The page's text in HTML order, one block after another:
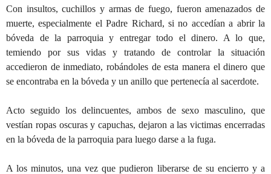
Con insultos, cuchillos y armas de fuego, fueron amenazados de
muerte, especialmente el Padre Richard, si no accedían a abrir la
bóveda de la parroquia y entregar todo el dinero. A lo que,
temiendo por sus vidas y tratando de controlar la situación
accedieron de inmediato, robándoles de esta manera el dinero que
se encontraba en la bóveda y un anillo que pertenecía al sacerdote.
Acto seguido los delincuentes, ambos de sexo masculino, que
vestían ropas oscuras y capuchas, dejaron a las victimas encerradas
en la bóveda de la parroquia para luego darse a la fuga.
A los minutos, una vez que pudieron liberarse de su encierro y a